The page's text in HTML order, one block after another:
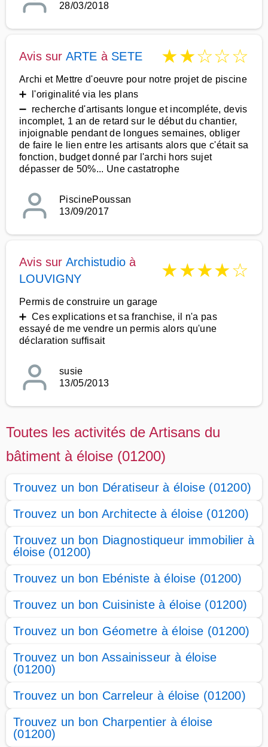
28/03/2018
Avis sur ARTE à SETE ★★☆☆☆
Archi et Mettre d'oeuvre pour notre projet de piscine
➕ l'originalité via les plans
➖ recherche d'artisants longue et incompléte, devis
incomplet, 1 an de retard sur le début du chantier,
injoignable pendant de longues semaines, obliger
de faire le lien entre les artisants alors que c'était sa
fonction, budget donné par l'archi hors sujet
dépasser de 50%... Une castatrophe
PiscinePoussan
13/09/2017
Avis sur Archistudio à
LOUVIGNY
★★★★☆
Permis de construire un garage
➕ Ces explications et sa franchise, il n'a pas
essayé de me vendre un permis alors qu'une
déclaration suffisait
susie
13/05/2013
Toutes les activités de Artisans du
bâtiment à éloise (01200)
Trouvez un bon Dératiseur à éloise (01200)
Trouvez un bon Architecte à éloise (01200)
Trouvez un bon Diagnostiqueur immobilier à
éloise (01200)
Trouvez un bon Ebéniste à éloise (01200)
Trouvez un bon Cuisiniste à éloise (01200)
Trouvez un bon Géometre à éloise (01200)
Trouvez un bon Assainisseur à éloise
(01200)
Trouvez un bon Carreleur à éloise (01200)
Trouvez un bon Charpentier à éloise
(01200)